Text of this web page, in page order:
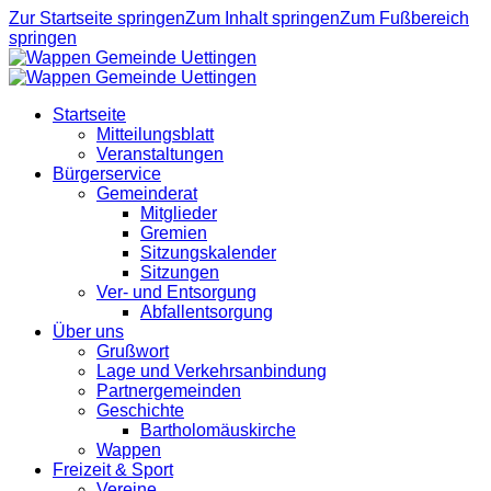
Zur Startseite springenZum Inhalt springenZum Fußbereich
springen
Startseite
Mitteilungsblatt
Veranstaltungen
Bürgerservice
Gemeinderat
Mitglieder
Gremien
Sitzungskalender
Sitzungen
Ver- und Entsorgung
Abfallentsorgung
Über uns
Grußwort
Lage und Verkehrsanbindung
Partnergemeinden
Geschichte
Bartholomäuskirche
Wappen
Freizeit & Sport